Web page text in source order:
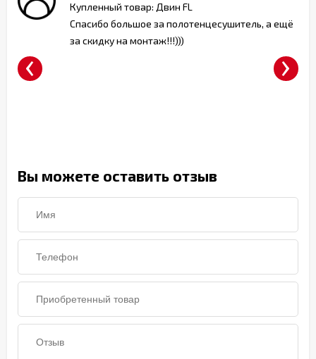
Купленный товар: Двин FL
Спасибо большое за полотенцесушитель, а ещё
за скидку на монтаж!!!)))
‹ ›
Вы можете оставить отзыв